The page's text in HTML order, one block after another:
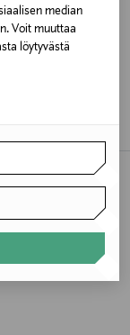
median
Voit muuttaa
löytyvästä
Netherlands